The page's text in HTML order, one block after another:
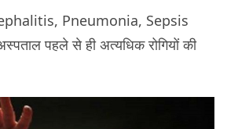
Pneumonia, Sepsis
पहले से ही अत्यधिक रोगियों की